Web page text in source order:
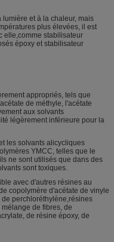
et à la chaleur, mais
plus élevées, il est
elle,comme stabilisateur
époxy et stabilisateur
appropriés, tels que
de méthyle, l'acétate
aux solvants
légèrement inférieure pour la
les solvants alicycliques
YMCC, telles que le
ne sont utilisés que dans des
sont toxiques.
avec d'autres résines au
copolymère d'acétate de vinyle
perchloréthylène,résines
de fibres, de
de résine époxy, de